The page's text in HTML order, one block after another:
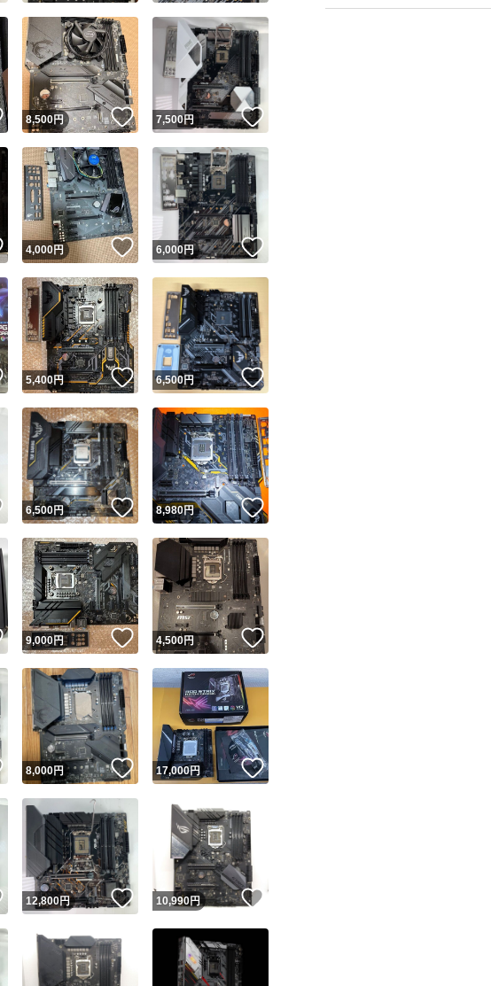
ユーザーの実績について
Yahoo!フリマが定めた一定の基準を満たしたユーザーにバッジを付与しています
安心取引出品者
安心取引出品者 Yahoo!フリマの基準をクリアした安心・安全なユーザーです
取引実績
取引実績◯+ このユーザーはYahoo!フリマの取引を完了させた実績があります
他フリマ実績◯+ このユーザーは他フリマサービスでの取引実績があります
スピード&安心発送
※このバッジは実績に基づく表示であり、発送を保証しているものではありません
スピード＆安心発送
このユーザーは高頻度で24時間以内＆設定した発送日数内に発送してい
ます
スピード発送
安心発送 このユーザーは設定した発送日数内に発送しています
この商品の情報をコピーします
商品画像の無断転載は禁止されています
コピーは1商品につき1回 です
出品ページへ
キャンセル
いいね！
8,500円 いいね！
7,500円
いいね！
4,000円 いいね！
6,000円
いいね！
5,400円 いいね！
6,500円
いいね！
6,500円 いいね！
8,980円
いいね！
9,000円 いいね！
4,500円 いいね！
いいね！
8,000円 いいね！
17,000円 いいね！
いいね！
12,800円 いいね！
10,990円